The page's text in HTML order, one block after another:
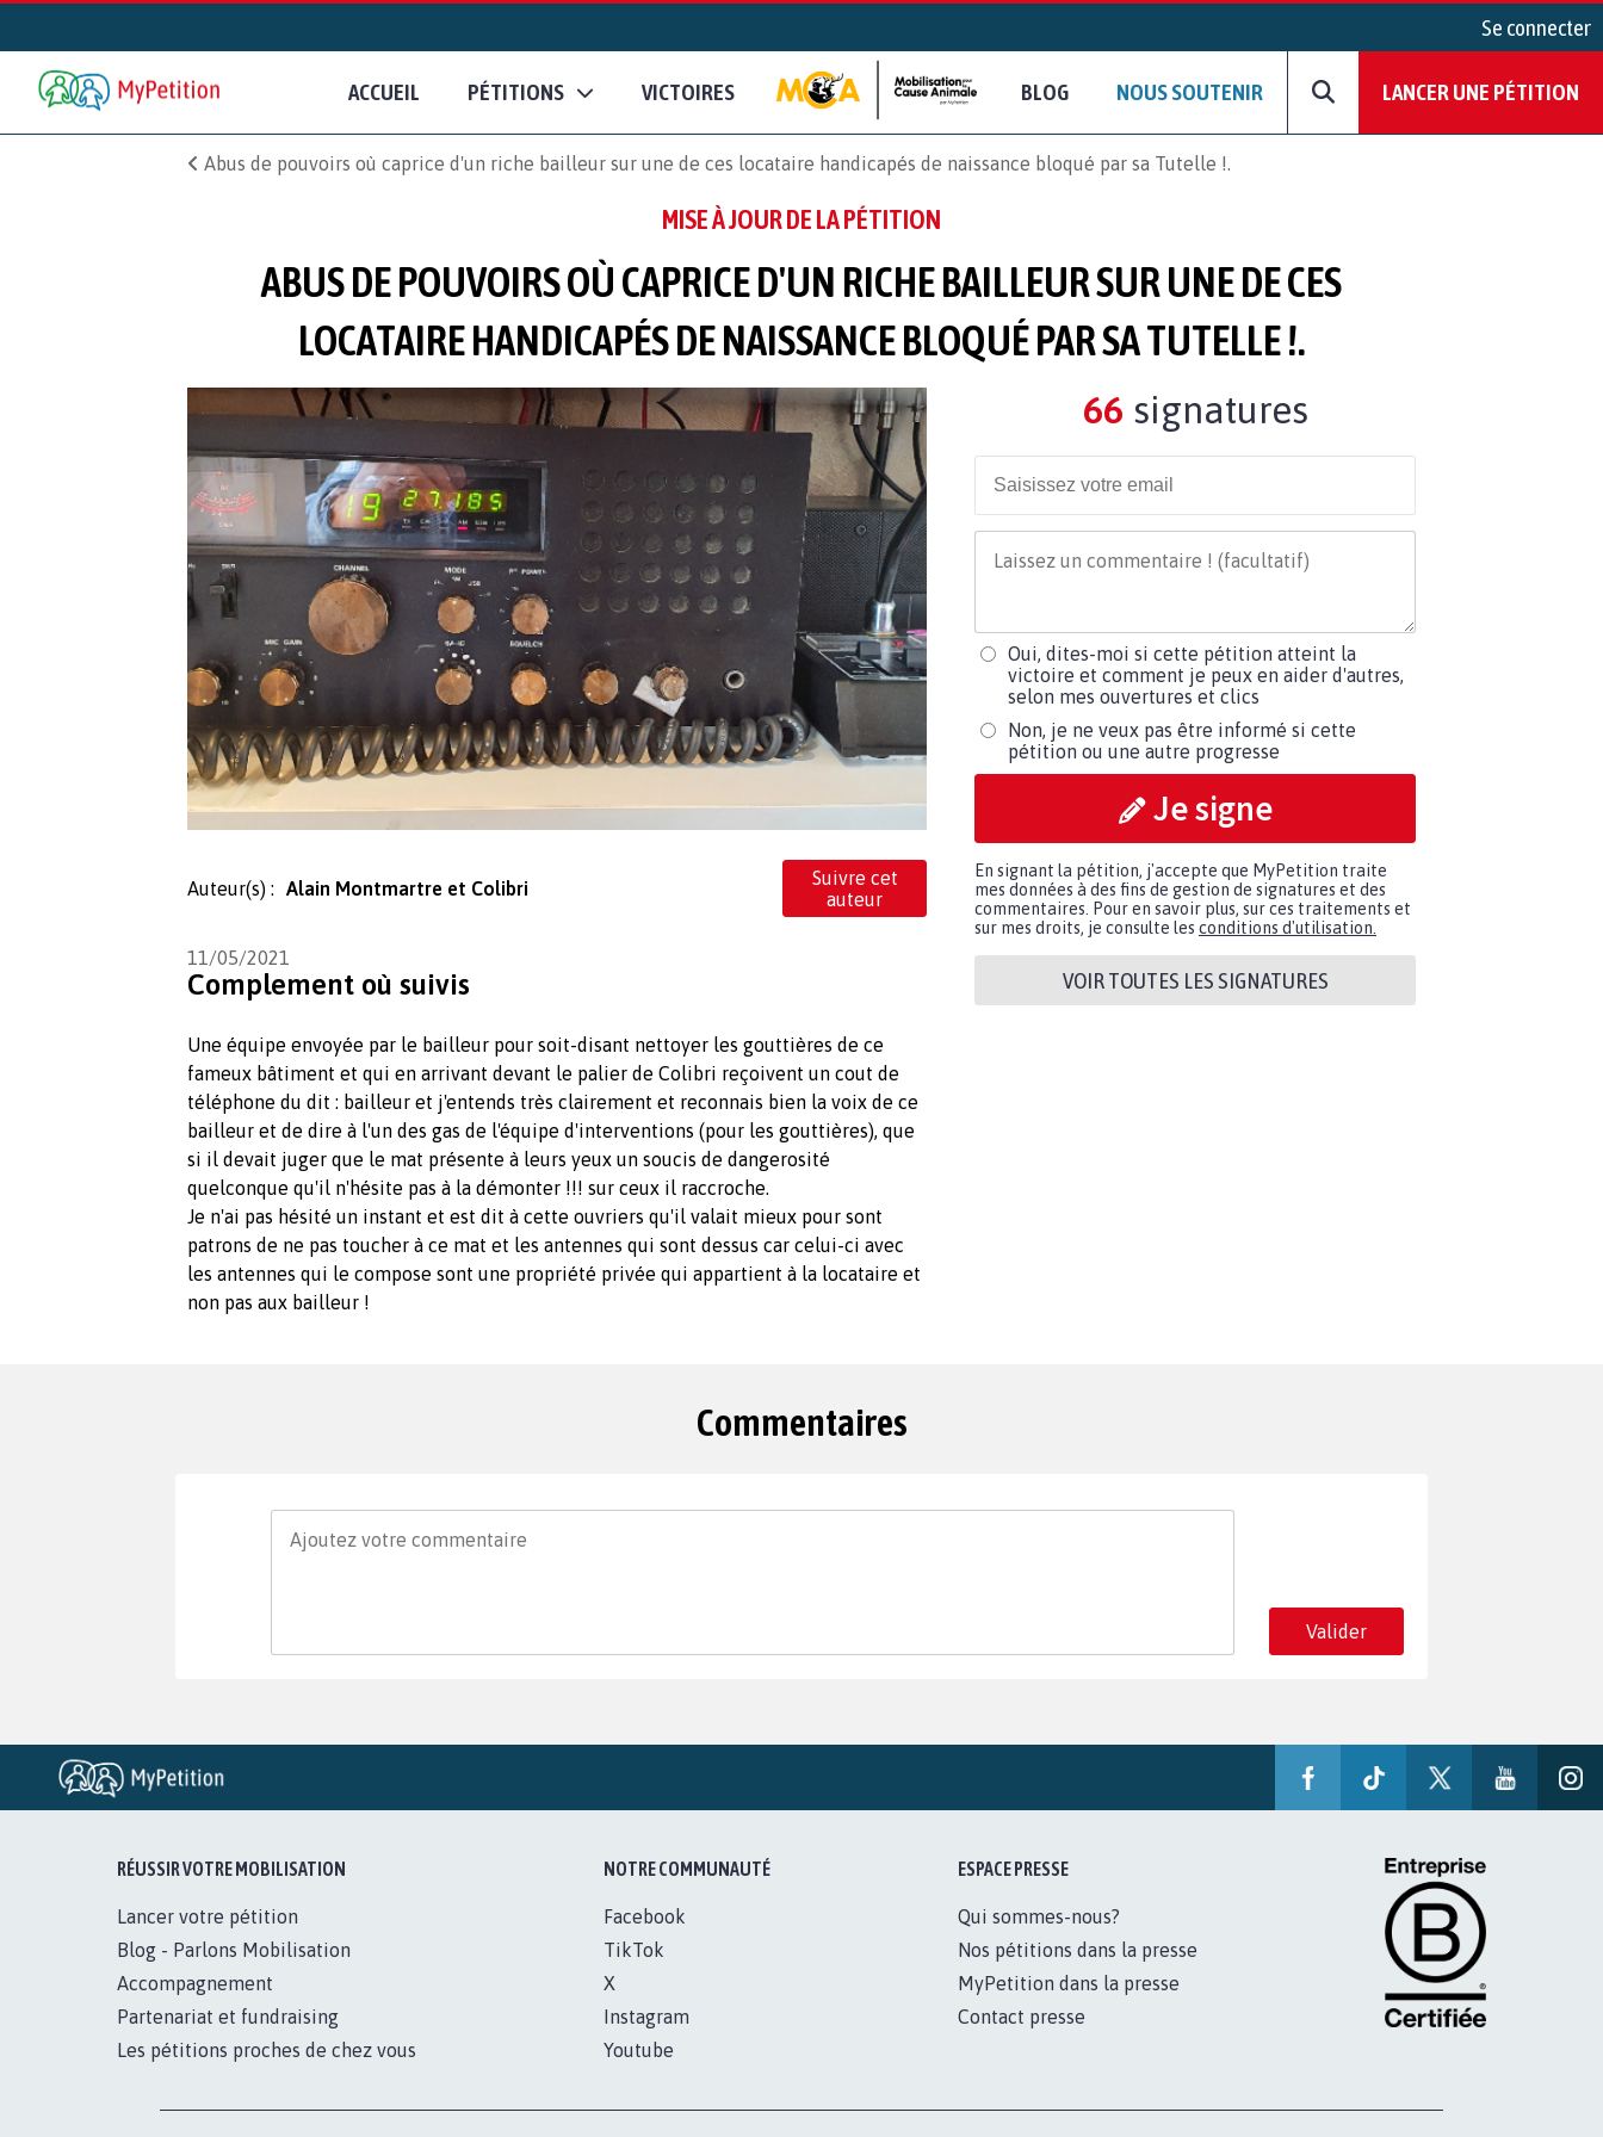
Se connecter
ACCUEIL PÉTITIONS VICTOIRES BLOG NOUS SOUTENIR LANCER UNE PÉTITION
Abus de pouvoirs où caprice d'un riche bailleur sur une de ces locataire handicapés de naissance bloqué par sa Tutelle !.
MISE À JOUR DE LA PÉTITION
ABUS DE POUVOIRS OÙ CAPRICE D'UN RICHE BAILLEUR SUR UNE DE CES
LOCATAIRE HANDICAPÉS DE NAISSANCE BLOQUÉ PAR SA TUTELLE !.
Auteur(s) : Alain Montmartre et Colibri
Suivre cet
auteur
11/05/2021
Complement où suivis
Une équipe envoyée par le bailleur pour soit-disant nettoyer les gouttières de ce
fameux bâtiment et qui en arrivant devant le palier de Colibri reçoivent un cout de
téléphone du dit : bailleur et j'entends très clairement et reconnais bien la voix de ce
bailleur et de dire à l'un des gas de l'équipe d'interventions (pour les gouttières), que
si il devait juger que le mat présente à leurs yeux un soucis de dangerosité
quelconque qu'il n'hésite pas à la démonter !!! sur ceux il raccroche.
Je n'ai pas hésité un instant et est dit à cette ouvriers qu'il valait mieux pour sont
patrons de ne pas toucher à ce mat et les antennes qui sont dessus car celui-ci avec
les antennes qui le compose sont une propriété privée qui appartient à la locataire et
non pas aux bailleur !
66 signatures
Oui, dites-moi si cette pétition atteint la
victoire et comment je peux en aider d'autres,
selon mes ouvertures et clics
Non, je ne veux pas être informé si cette
pétition ou une autre progresse
Je signe
En signant la pétition, j'accepte que MyPetition traite
mes données à des fins de gestion de signatures et des
commentaires. Pour en savoir plus, sur ces traitements et
sur mes droits, je consulte les conditions d'utilisation.
VOIR TOUTES LES SIGNATURES
Commentaires
Valider
RÉUSSIR VOTRE MOBILISATION
Lancer votre pétition
Blog - Parlons Mobilisation
Accompagnement
Partenariat et fundraising
Les pétitions proches de chez vous
NOTRE COMMUNAUTÉ
Facebook
TikTok
X
Instagram
Youtube
ESPACE PRESSE
Qui sommes-nous?
Nos pétitions dans la presse
MyPetition dans la presse
Contact presse